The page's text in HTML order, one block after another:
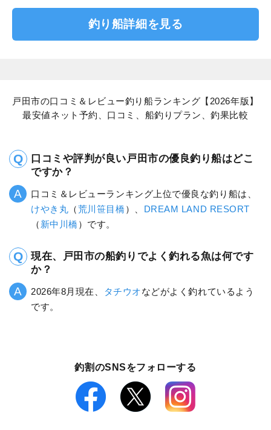
釣り船詳細を見る
戸田市の口コミ＆レビュー釣り船ランキング【2026年版】
最安値ネット予約、口コミ、船釣りプラン、釣果比較
口コミや評判が良い戸田市の優良釣り船はどこ
ですか？
口コミ＆レビューランキング上位で優良な釣り船は、
けやき丸 （荒川笹目橋）、 DREAM LAND RESORT
（ 新中川橋）です。
現在、戸田市の船釣りでよく釣れる魚は何です
か？
2026年8月現在、 タチウオなどがよく釣れているよう
です。
釣割のSNSをフォローする